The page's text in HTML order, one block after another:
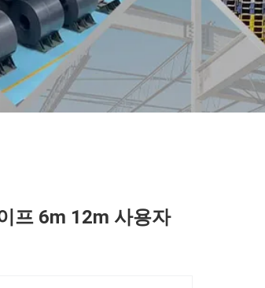
프 6m 12m 사용자